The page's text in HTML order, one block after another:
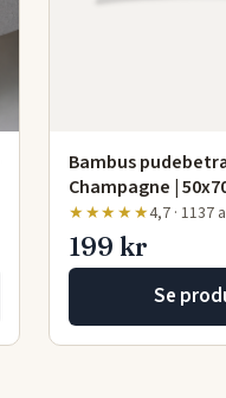
Bambus
Champagne |
★★★★★4,7 · 1137
199 kr
Se